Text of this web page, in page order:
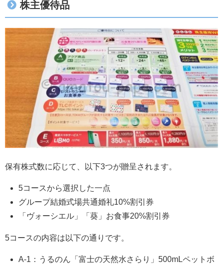
株主優待品
保有株式数に応じて、以下3つが贈呈されます。
5コースから選択した一点
グループ結婚式場共通婚礼10%割引券
「ヴォーシエル」「葵」お食事20%割引券
5コースの内容は以下の通りです。
A-1：うるのん「富士の天然水さらり」500mLペットボ